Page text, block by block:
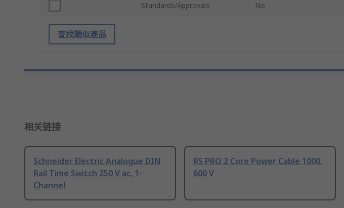
Standards/Approvals No
查找類似產品
相关链接
Schneider Electric Analogue DIN
Rail Time Switch 250 V ac, 1-
Channel
RS PRO 2 Core Power Cable 1000,
600 V